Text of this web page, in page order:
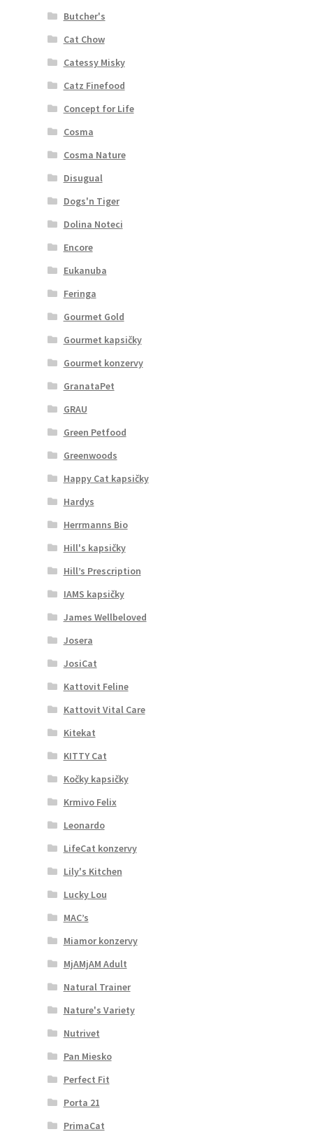
Butcher's
Cat Chow
Catessy Misky
Catz Finefood
Concept for Life
Cosma
Cosma Nature
Disugual
Dogs'n Tiger
Dolina Noteci
Encore
Eukanuba
Feringa
Gourmet Gold
Gourmet kapsičky
Gourmet konzervy
GranataPet
GRAU
Green Petfood
Greenwoods
Happy Cat kapsičky
Hardys
Herrmanns Bio
Hill's kapsičky
Hill’s Prescription
IAMS kapsičky
James Wellbeloved
Josera
JosiCat
Kattovit Feline
Kattovit Vital Care
Kitekat
KITTY Cat
Kočky kapsičky
Krmivo Felix
Leonardo
LifeCat konzervy
Lily's Kitchen
Lucky Lou
MAC’s
Miamor konzervy
MjAMjAM Adult
Natural Trainer
Nature's Variety
Nutrivet
Pan Miesko
Perfect Fit
Porta 21
PrimaCat